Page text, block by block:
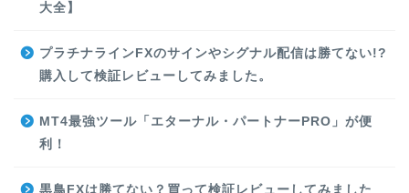
大全】
プラチナラインFXのサインやシグナル配信は勝てない!?
購入して検証レビューしてみました。
MT4最強ツール「エターナル・パートナーPRO」が便
利！
黒鳥FXは勝てない？買って検証レビューしてみました